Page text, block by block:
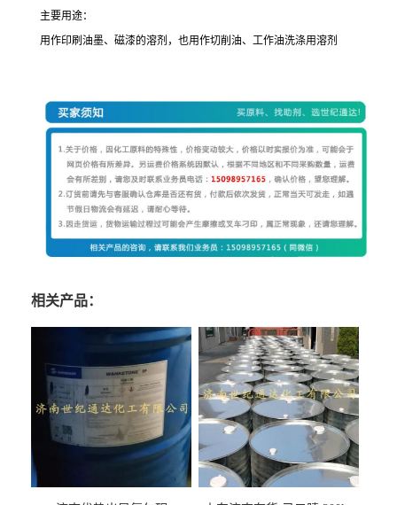
主要用途：
用作印刷油墨、磁漆的溶剂，也用作切削油、工作油洗涤用溶剂
相关产品：